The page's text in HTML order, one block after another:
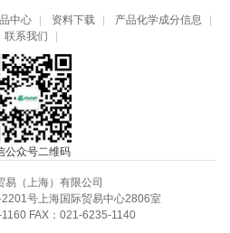
中心 资料下载 产品化学成分信息
联系我们
公众号二维码
易（上海）有限公司
号上海国际贸易中心2806室
FAX：021-6235-1140